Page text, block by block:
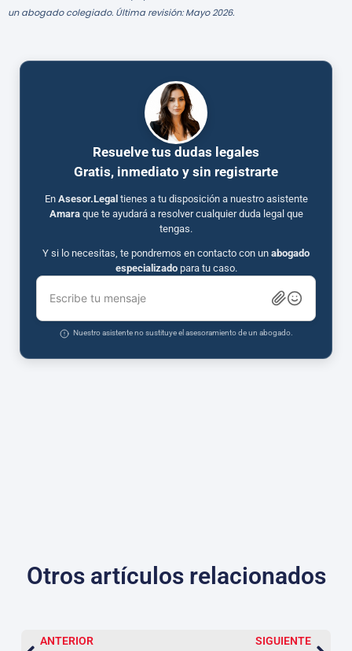
un abogado colegiado. Última revisión: Mayo 2026.
Resuelve tus dudas legales
Gratis, inmediato y sin registrarte
En Asesor.Legal tienes a tu disposición a nuestro asistente
Amaraque te ayudará a resolver cualquier duda legal que
tengas.
Y si lo necesitas, te pondremos en contacto con un abogado
especializadopara tu caso.
Escribe tu mensaje
Nuestro asistente no sustituye el asesoramiento de un abogado.
Otros artículos relacionados
ANTERIOR
SIGUIENTE